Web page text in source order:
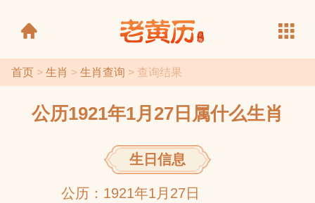
首页> 生肖 > 生肖查询 > 查询结果
公历1921年1月27日属什么生肖
生日信息
公历：1921年1月27日